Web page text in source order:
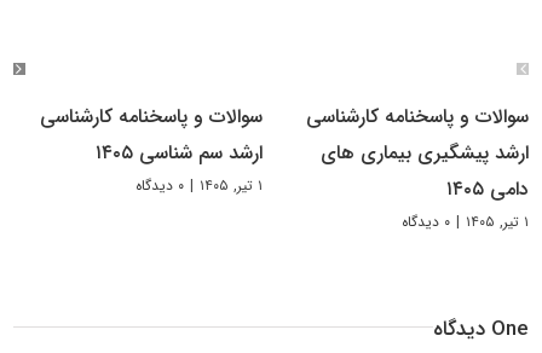
سوالات و پاسخنامه کارشناسی
ارشد پیشگیری بیماری های
دامی ۱۴۰۵
۱ تیر, ۱۴۰۵ | ۰ دیدگاه
سوالات و پاسخنامه کارشناسی
ارشد سم شناسی ۱۴۰۵
۱ تیر, ۱۴۰۵ | ۰ دیدگاه
One دیدگاه